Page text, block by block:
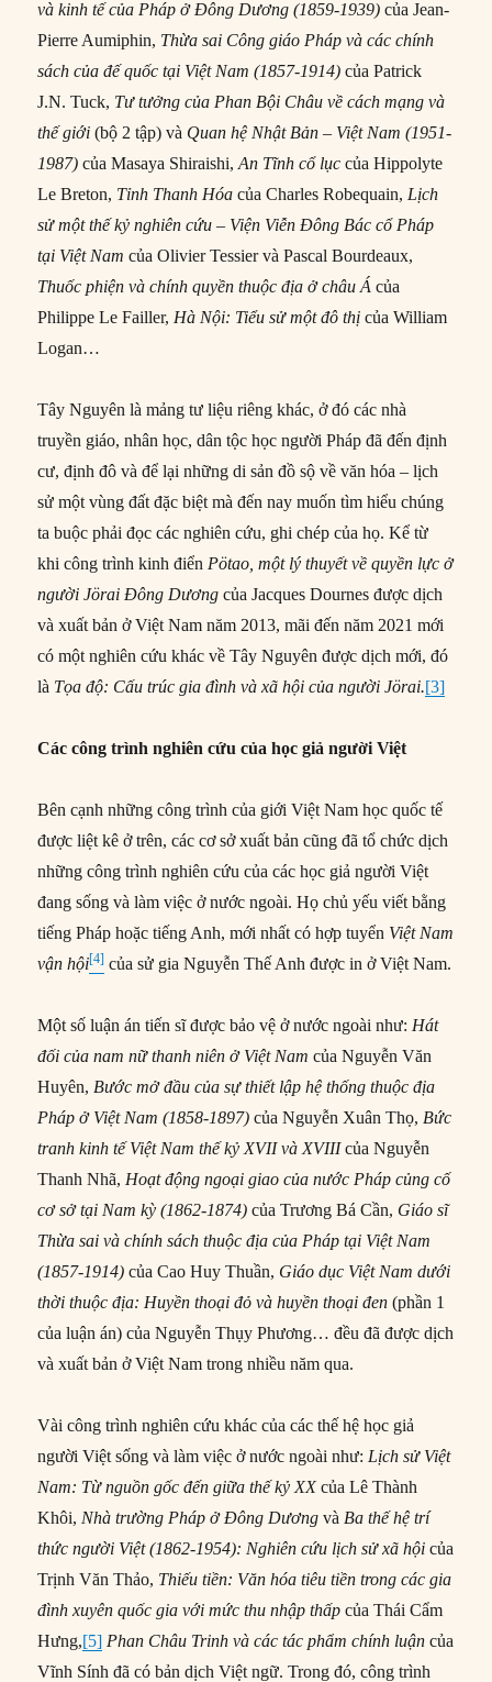
và kinh tế của Pháp ở Đông Dương (1859-1939)của Jean-
Pierre Aumiphin, Thừa sai Công giáo Pháp và các chính
sách của đế quốc tại Việt Nam (1857-1914) của Patrick
J.N. Tuck, Tư tưởng của Phan Bội Châu về cách mạng và
thế giới(bộ 2 tập) và Quan hệ Nhật Bản – Việt Nam (1951-
1987) của Masaya Shiraishi,An Tĩnh cổ lục của Hippolyte
Le Breton, Tỉnh Thanh Hóa của Charles Robequain, Lịch
sử một thế kỷ nghiên cứu – Viện Viễn Đông Bác cổ Pháp
tại Việt Nam của Olivier Tessier và Pascal Bourdeaux,
Thuốc phiện và chính quyền thuộc địa ở châu Á của
Philippe Le Failler, Hà Nội: Tiểu sử một đô thị của William
Logan…
Tây Nguyên là mảng tư liệu riêng khác, ở đó các nhà
truyền giáo, nhân học, dân tộc học người Pháp đã đến định
cư, định đô và để lại những di sản đồ sộ về văn hóa – lịch
sử một vùng đất đặc biệt mà đến nay muốn tìm hiểu chúng
ta buộc phải đọc các nghiên cứu, ghi chép của họ. Kể từ
khi công trình kinh điển Pötao, một lý thuyết về quyền lực ở
người Jörai Đông Dương của Jacques Dournes được dịch
và xuất bản ở Việt Nam năm 2013, mãi đến năm 2021 mới
có một nghiên cứu khác về Tây Nguyên được dịch mới, đó
là Tọa độ: Cấu trúc gia đình và xã hội của người Jörai.[3]
Các công trình nghiên cứu củahọc giảngười Việt
Bên cạnh những công trình của giới Việt Nam học quốc tế
được liệt kê ở trên, các cơ sở xuất bản cũng đã tổ chức dịch
những công trình nghiên cứu của các học giả người Việt
đang sống và làm việc ở nước ngoài. Họ chủ yếu viết bằng
tiếng Pháp hoặc tiếng Anh, mới nhất có hợp tuyển Việt Nam
vận hội[4] của sử gia Nguyễn Thế Anh được in ở Việt Nam.
Một số luận án tiến sĩ được bảo vệ ở nước ngoài như: Hát
đối của nam nữ thanh niên ở Việt Namcủa Nguyễn Văn
Huyên, Bước mở đầu của sự thiết lập hệ thống thuộc địa
Pháp ở Việt Nam (1858-1897) của Nguyễn Xuân Thọ, Bức
tranh kinh tế Việt Nam thế kỷ XVII và XVIIIcủa Nguyễn
Thanh Nhã, Hoạt động ngoại giao của nước Pháp củng cố
cơ sở tại Nam kỳ (1862-1874) của Trương Bá Cần, Giáo sĩ
Thừa sai và chính sách thuộc địa của Pháp tại Việt Nam
(1857-1914) của Cao Huy Thuần, Giáo dục Việt Nam dưới
thời thuộc địa: Huyền thoại đỏ và huyền thoại đen (phần 1
của luận án) của Nguyễn Thụy Phương… đều đã được dịch
và xuất bản ở Việt Nam trong nhiều năm qua.
Vài công trình nghiên cứu khác của các thế hệ học giả
người Việt sống và làm việc ở nước ngoài như: Lịch sử Việt
Nam: Từ nguồn gốc đến giữa thế kỷ XXcủa Lê Thành
Khôi, Nhà trường Pháp ở Đông Dương và Ba thế hệ trí
thức người Việt (1862-1954): Nghiên cứu lịch sử xã hội của
Trịnh Văn Thảo, Thiếu tiền: Văn hóa tiêu tiền trong các gia
đình xuyên quốc gia với mức thu nhập thấp của Thái Cẩm
Hưng,[5] Phan Châu Trinh và các tác phẩm chính luậncủa
Vĩnh Sính đã có bản dịch Việt ngữ. Trong đó, công trình